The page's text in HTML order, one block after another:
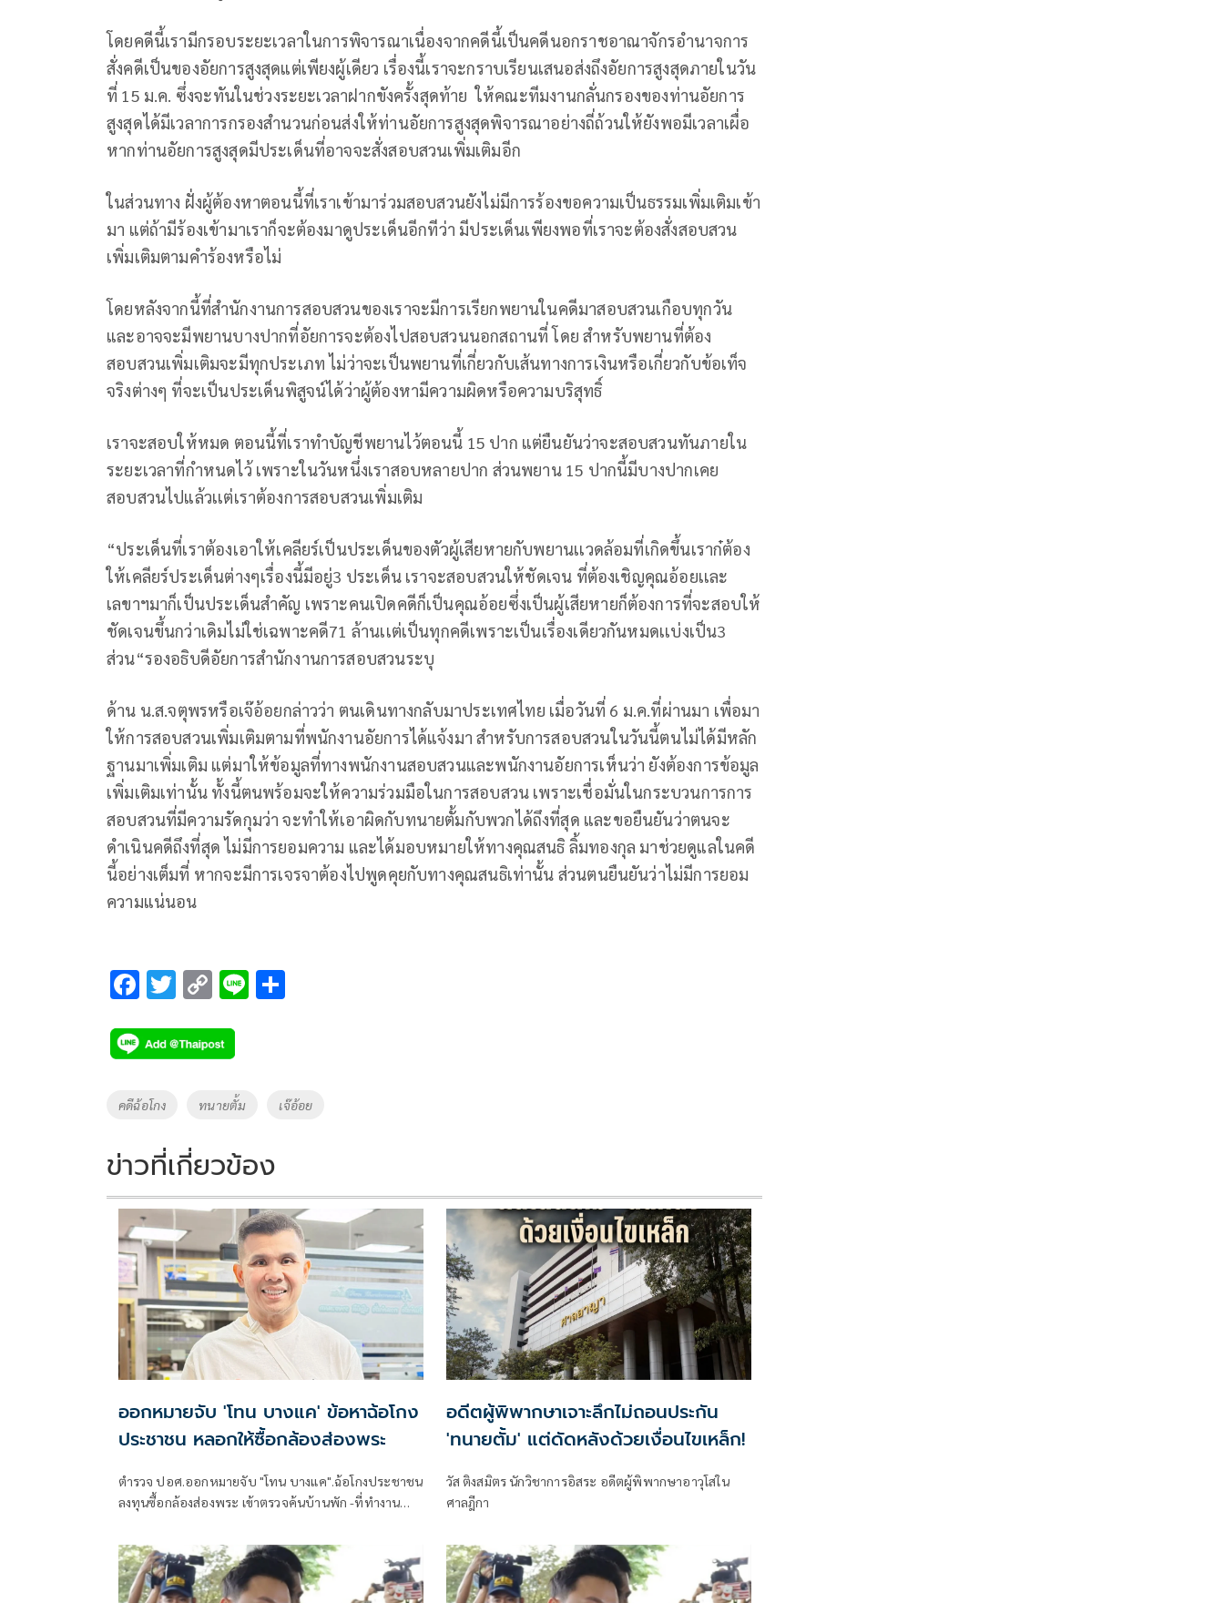
โดยคดีนี้เรามีกรอบระยะเวลาในการพิจารณาเนื่องจากคดีนี้เป็นคดีนอกราชอาณาจักรอำนาจการ
สั่งคดีเป็นของอัยการสูงสุดแต่เพียงผู้เดียว เรื่องนี้เราจะกราบเรียนเสนอส่งถึงอัยการสูงสุดภายในวัน
ที่ 15 ม.ค. ซึ่งจะทันในช่วงระยะเวลาฝากขังครั้งสุดท้าย ให้คณะทีมงานกลั่นกรองของท่านอัยการ
สูงสุดได้มีเวลาการกรองสำนวนก่อนส่งให้ท่านอัยการสูงสุดพิจารณาอย่างถี่ถ้วนให้ยังพอมีเวลาเผื่อ
หากท่านอัยการสูงสุดมีประเด็นที่อาจจะสั่งสอบสวนเพิ่มเติมอีก
ในส่วนทาง ฝั่งผู้ต้องหาตอนนี้ที่เราเข้ามาร่วมสอบสวนยังไม่มีการร้องขอความเป็นธรรมเพิ่มเติมเข้า
มา แต่ถ้ามีร้องเข้ามาเราก็จะต้องมาดูประเด็นอีกทีว่า มีประเด็นเพียงพอที่เราจะต้องสั่งสอบสวน
เพิ่มเติมตามคำร้องหรือไม่
โดยหลังจากนี้ที่สำนักงานการสอบสวนของเราจะมีการเรียกพยานในคดีมาสอบสวนเกือบทุกวัน
และอาจจะมีพยานบางปากที่อัยการจะต้องไปสอบสวนนอกสถานที่ โดย สำหรับพยานที่ต้อง
สอบสวนเพิ่มเติมจะมีทุกประเภท ไม่ว่าจะเป็นพยานที่เกี่ยวกับเส้นทางการเงินหรือเกี่ยวกับข้อเท็จ
จริงต่างๆ ที่จะเป็นประเด็นพิสูจน์ได้ว่าผู้ต้องหามีความผิดหรือความบริสุทธิ์
เราจะสอบให้หมด ตอนนี้ที่เราทำบัญชีพยานไว้ตอนนี้ 15 ปาก แต่ยืนยันว่าจะสอบสวนทันภายใน
ระยะเวลาที่กำหนดไว้ เพราะในวันหนึ่งเราสอบหลายปาก ส่วนพยาน 15 ปากนี้มีบางปากเคย
สอบสวนไปแล้วเเต่เราต้องการสอบสวนเพิ่มเติม
“ประเด็นที่เราต้องเอาให้เคลียร์เป็นประเด็นของตัวผู้เสียหายกับพยานเเวดล้อมที่เกิดขึ้นเราก๋ต้อง
ให้เคลียร์ประเด็นต่างๆเรื่องนี้มีอยู่3 ประเด็น เราจะสอบสวนให้ชัดเจน ที่ต้องเชิญคุณอ้อยเเละ
เลขาฯมาก็เป็นประเด็นสำคัญ เพราะคนเปิดคดีก็เป็นคุณอ้อยซึ่งเป็นผู้เสียหายก็ต้องการที่จะสอบให้
ชัดเจนขึ้นกว่าเดิมไม่ใช่เฉพาะคดี71 ล้านเเต่เป็นทุกคดีเพราะเป็นเรื่องเดียวกันหมดเเบ่งเป็น3
ส่วน“รองอธิบดีอัยการสำนักงานการสอบสวนระบุ
ด้าน น.ส.จตุพรหรือเจ๊อ้อยกล่าวว่า ตนเดินทางกลับมาประเทศไทย เมื่อวันที่ 6 ม.ค.ที่ผ่านมา เพื่อมา
ให้การสอบสวนเพิ่มเติมตามที่พนักงานอัยการได้แจ้งมา สำหรับการสอบสวนในวันนี้ตนไม่ได้มีหลัก
ฐานมาเพิ่มเติม แต่มาให้ข้อมูลที่ทางพนักงานสอบสวนและพนักงานอัยการเห็นว่า ยังต้องการข้อมูล
เพิ่มเติมเท่านั้น ทั้งนี้ตนพร้อมจะให้ความร่วมมือในการสอบสวน เพราะเชื่อมั่นในกระบวนการการ
สอบสวนที่มีความรัดกุมว่า จะทำให้เอาผิดกับทนายตั้มกับพวกได้ถึงที่สุด และขอยืนยันว่าตนจะ
ดำเนินคดีถึงที่สุด ไม่มีการยอมความ และได้มอบหมายให้ทางคุณสนธิ ลิ้มทองกุล มาช่วยดูแลในคดี
นี้อย่างเต็มที่ หากจะมีการเจรจาต้องไปพูดคุยกับทางคุณสนธิเท่านั้น ส่วนตนยืนยันว่าไม่มีการยอม
ความแน่นอน
F
e
b
o
k
T
tt
er
C
p
y
Li
k
Li
Tags
คดีฉ้อโกง ทนายตั้ม เจ๊อ้อย
ข่าวที่เกี่ยวข้อง
ออกหมายจับ 'โทน บางแค' ข้อหาฉ้อโกง
ประชาชน หลอกให้ซื้อกล้องส่องพระ
ตำรวจ ปอศ.ออกหมายจับ "โทน บางแค".ฉ้อโกงประชาชน
ลงทุนซื้อกล้องส่องพระ เข้าตรวจค้นบ้านพัก -ที่ทำงาน
อดีตผู้พิพากษาเจาะลึกไม่ถอนประกัน
'ทนายตั้ม' แต่ดัดหลังด้วยเงื่อนไขเหล็ก!
วัส ติงสมิตร นักวิชาการอิสระ อดีตผู้พิพากษาอาวุโสใน
ศาลฎีกา